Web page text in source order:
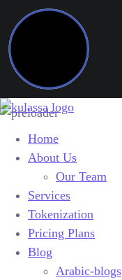
Home
About Us
Our Team
Services
Tokenization
Pricing Plans
Blog
Arabic-blogs